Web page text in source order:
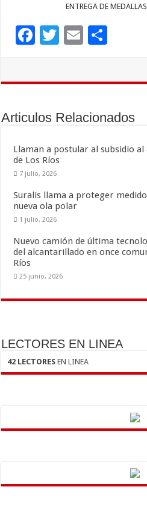
ENTREGA DE
F
o
k
T
E
ar
r
Articulos Relacionados
Llaman a postular al subsidio
de Los Ríos
7 julio, 2026
Suralis llama a proteger
nueva ola polar
1 julio, 2026
Nuevo camión de última
del alcantarillado en once
Ríos
25 junio, 2026
LECTORES EN LINEA
42 LECTORES EN LINEA